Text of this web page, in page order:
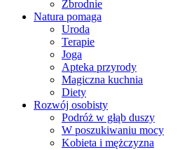
Zbrodnie
Natura pomaga
Uroda
Terapie
Joga
Apteka przyrody
Magiczna kuchnia
Diety
Rozwój osobisty
Podróż w głąb duszy
W poszukiwaniu mocy
Kobieta i mężczyzna